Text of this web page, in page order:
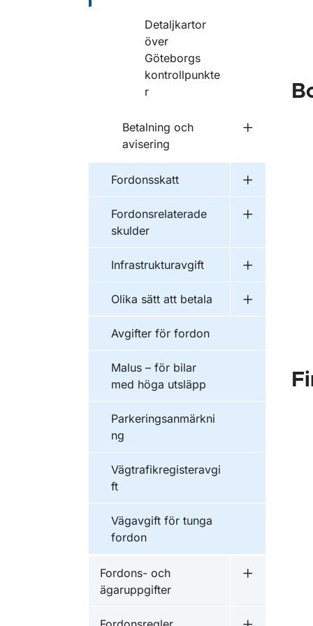
Detaljkartor
över
Göteborgs
kontrollpunkte
r
Betalning och
avisering
Undermeny
Fordonsskatt
Undermeny
Fordonsrelaterade
skulder
Undermeny
Infrastrukturavgift
Undermeny
Olika sätt att betala
Undermeny
Avgifter för fordon
Malus – för bilar
med höga utsläpp
Parkeringsanmärkni
ng
Vägtrafikregisteravgi
ft
Vägavgift för tunga
fordon
Fordons- och
ägaruppgifter
Undermeny